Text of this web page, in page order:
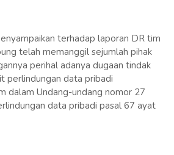
terhadap laporan DR tim
telah memanggil sejumlah pihak
perihal adanya dugaan tindak
perlindungan data pribadi
dalam Undang-undang nomor 27
data pribadi pasal 67 ayat